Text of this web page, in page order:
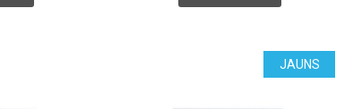
JAUNS